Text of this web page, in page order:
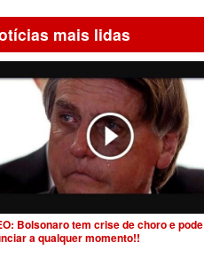
mais lidas
Bolsonaro tem crise de choro e pode
a qualquer momento!!